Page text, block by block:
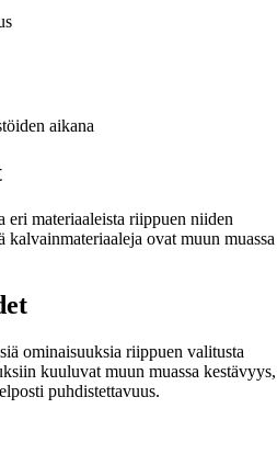
aikana
eri materiaaleista riippuen niiden
ovat muun muassa
ominaisuuksia riippuen valitusta
kuuluvat muun muassa kestävyys,
puhdistettavuus.